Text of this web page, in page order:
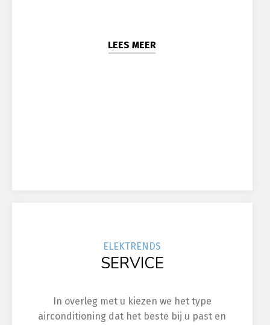
LEES MEER
ELEKTRENDS
SERVICE
In overleg met u kiezen we het type
airconditioning dat het beste bij u past en